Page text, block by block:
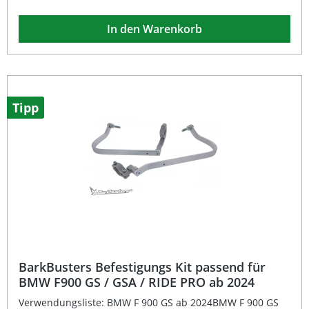
montiert werden – ideal auch für verkleidete Sport- und
Tourenmotorräder. Das selbsttragende Anti-Flap-Design
gewährleistet Stabilität bei Fahrtwind und lässt sämtliche
Bedienelemente uneingeschränkt nutzbar. Die
BarkBusters-Backbones installiert werden. Hochwertige
Wind- und Kälteschutz für komfortables Fahren Einfache
Montage an fast jedes Lenkersetup Stabil durch
selbsttragendes Anti-Flap-Design Paarweise Lieferung
inklusive Montagematerial Lieferumfang: 1 Paar
BarkBusters BBZ Blizzard Stoffhandschützer
In den Warenkorb
Tipp
BarkBusters Befestigungs Kit passend für
BMW F900 GS / GSA / RIDE PRO ab 2024
Verwendungsliste: BMW F 900 GS ab 2024BMW F 900 GS